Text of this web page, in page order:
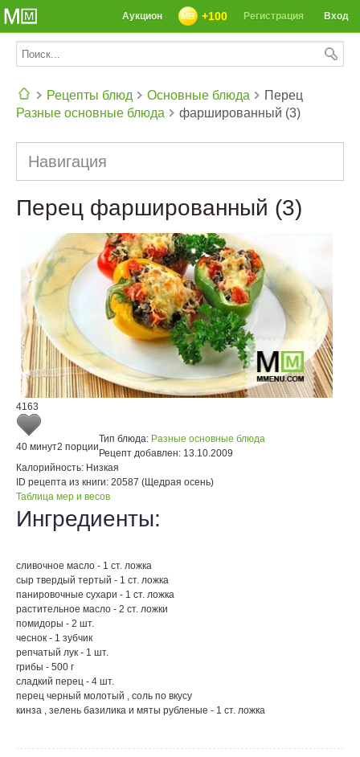
Вход
Регистрация
+100
Аукцион
Рецепты блюд
Основные блюда
Разные основные блюда
Перец
фаршированный (3)
Навигация
Перец фаршированный (3)
4163
40 минут2 порции
Тип блюда: Разные основные блюда
Рецепт добавлен: 13.10.2009
Калорийность: Низкая
ID рецепта из книги: 20587 (Щедрая осень)
Таблица мер и весов
Ингредиенты:
сливочное масло - 1 ст. ложка
сыр твердый тертый - 1 ст. ложка
панировочные сухари - 1 ст. ложка
растительное масло - 2 ст. ложки
помидоры - 2 шт.
чеснок - 1 зубчик
репчатый лук - 1 шт.
грибы - 500 г
сладкий перец - 4 шт.
перец черный молотый , соль по вкусу
кинза , зелень базилика и мяты рубленые - 1 ст. ложка